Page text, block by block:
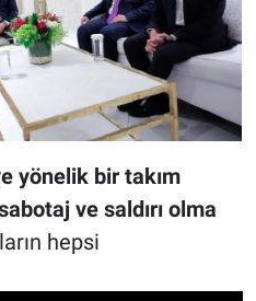
yönelik bir takım
ve saldırı olma
hepsi